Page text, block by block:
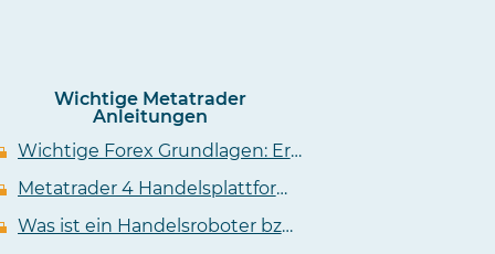
Wichtige Metatrader
Anleitungen
Wichtige Forex Grundlagen: Erklärung zu Pip, Lot, Kursen und Charts
Metatrader 4 Handelsplattform für den Forex Handel
Was ist ein Handelsroboter bzw. Forex Metatrader Expert Advisor (EA)?